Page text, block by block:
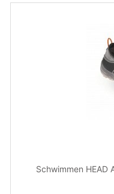
Schwimmen HEAD